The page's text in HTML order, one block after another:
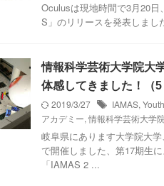
Oculusは現地時間で3月20
S」のリリースを発表しま
情報科学芸術大学院大
体感してきました！（5
2019/3/27
IAMAS,
アカデミー, 情報科学芸術大学
岐阜県にあります大学院大
で開催しました、第17期生
「IAMAS 2 ...